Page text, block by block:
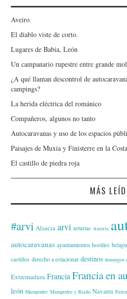
Aveiro
El diablo viste de corto.
Lugares de Babia, León
Un campanario rupestre entre grande
¿A qué llaman descontrol de
campings?
La herida eléctrica del románico
Compañeros, algunos no tanto
Autocaravanas y uso de los espacios
Paisajes de Muxía y Finisterre en la
El castillo de piedra roja
MÁS
#arvi Alsacia arvi asturias Austria
autocaravanas ayuntamientos hostiles
castillos derecho a estacionar destinos domingos
Extremadura Francia Francia en
león Mampodre Mampodre y Riaño Navarra